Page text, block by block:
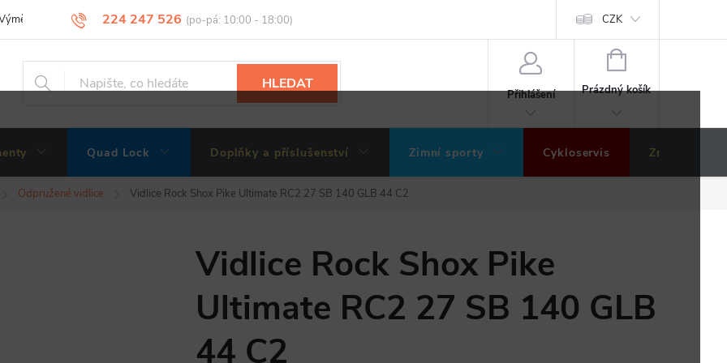
224 247 526
vrácení a reklamace zboží Obchodní podmínky Hodnocení obchodu CZK
HLEDAT
Přihlášení
NÁKUPNÍ
KOŠÍK
Prázdný košík
Quad Lock Doplňky a příslušenství Zimní sporty Cykloservis Značky
Odpružené vidlice Vidlice Rock Shox Pike Ultimate RC2 27 SB 140 GLB 44 C2
Vidlice Rock Shox Pike
Ultimate RC2 27 SB 140 GLB
44 C2